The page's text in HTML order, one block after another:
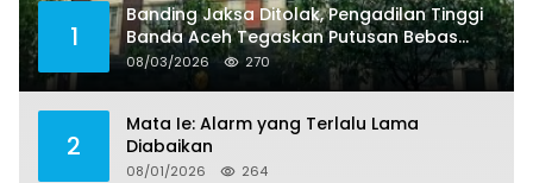
1
Banding Jaksa Ditolak, Pengadilan Tinggi
Banda Aceh Tegaskan Putusan Bebas
Dua Terdakwa Korupsi Tak Bisa Diajukan
08/03/2026 270
2
Mata Ie: Alarm yang Terlalu Lama
Diabaikan
08/01/2026 264